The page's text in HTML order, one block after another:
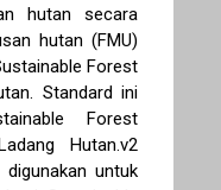
hutan secara
hutan (FMU)
Forest
Standard ini
Forest
Hutan.v2
untuk